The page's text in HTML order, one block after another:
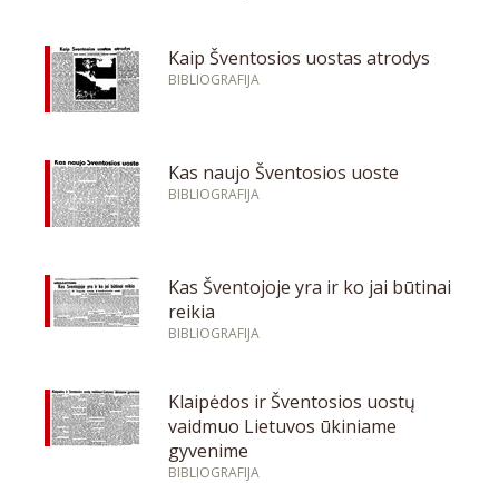
Kaip Šventosios uostas atrodys
BIBLIOGRAFIJA
Kas naujo Šventosios uoste
BIBLIOGRAFIJA
Kas Šventojoje yra ir ko jai būtinai
reikia
BIBLIOGRAFIJA
Klaipėdos ir Šventosios uostų
vaidmuo Lietuvos ūkiniame
gyvenime
BIBLIOGRAFIJA